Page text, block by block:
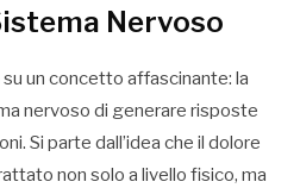
Nervoso
un concetto affascinante: la
nervoso di generare risposte
Si parte dall’idea che il dolore
non solo a livello fisico, ma